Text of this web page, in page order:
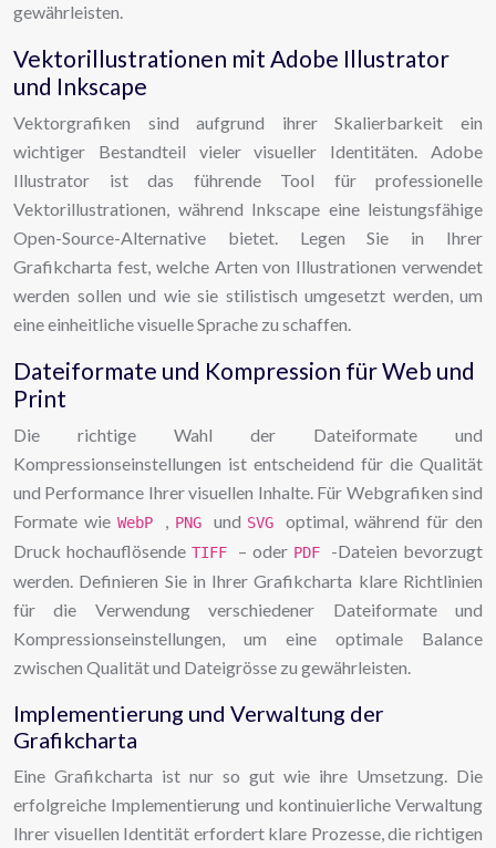
gewährleisten.
Vektorillustrationen mit Adobe Illustrator
und Inkscape
Vektorgrafiken sind aufgrund ihrer Skalierbarkeit ein
wichtiger Bestandteil vieler visueller Identitäten. Adobe
Illustrator ist das führende Tool für professionelle
Vektorillustrationen, während Inkscape eine leistungsfähige
Open-Source-Alternative bietet. Legen Sie in Ihrer
Grafikcharta fest, welche Arten von Illustrationen verwendet
werden sollen und wie sie stilistisch umgesetzt werden, um
eine einheitliche visuelle Sprache zu schaffen.
Dateiformate und Kompression für Web und
Print
Die richtige Wahl der Dateiformate und
Kompressionseinstellungen ist entscheidend für die Qualität
und Performance Ihrer visuellen Inhalte. Für Webgrafiken sind
Formate wie WebP , PNG und SVGoptimal, während für den
Druck hochauflösende TIFF – oder PDF -Dateien bevorzugt
werden. Definieren Sie in Ihrer Grafikcharta klare Richtlinien
für die Verwendung verschiedener Dateiformate und
Kompressionseinstellungen, um eine optimale Balance
zwischen Qualität und Dateigrösse zu gewährleisten.
Implementierung und Verwaltung der
Grafikcharta
Eine Grafikcharta ist nur so gut wie ihre Umsetzung. Die
erfolgreiche Implementierung und kontinuierliche Verwaltung
Ihrer visuellen Identität erfordert klare Prozesse, die richtigen